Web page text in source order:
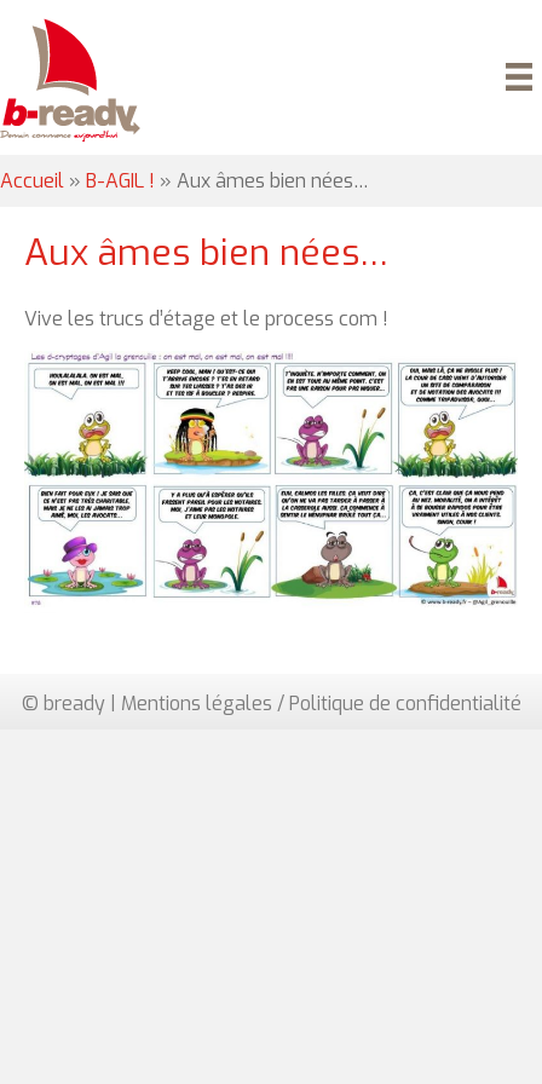
Accueil » B-AGIL ! » Aux âmes bien nées…
Aux âmes bien nées…
Vive les trucs d’étage et le process com !
© bready | Mentions légales / Politique de confidentialité